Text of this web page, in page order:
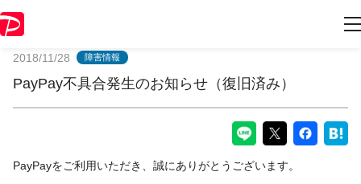
2018/11/28 障害情報
PayPay不具合発生のお知らせ（復旧済み）
PayPayをご利用いただき、誠にありがとうございます。